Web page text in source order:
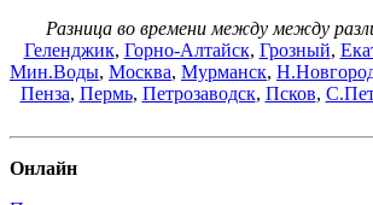
Разница во времени между между
Геленджик, Горно-Алтайск, Грозный,
Мин.Воды, Москва, Мурманск,
Пенза, Пермь, Петрозаводск, Псков,
Онлайн